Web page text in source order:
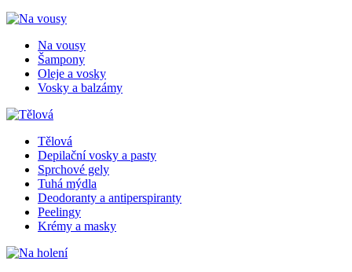
Na vousy
Šampony
Oleje a vosky
Vosky a balzámy
Tělová
Depilační vosky a pasty
Sprchové gely
Tuhá mýdla
Deodoranty a antiperspiranty
Peelingy
Krémy a masky